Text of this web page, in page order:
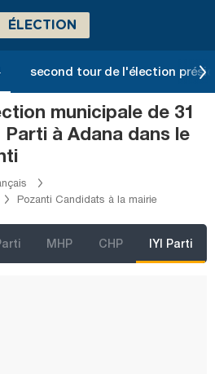
ÉLECTION
second tour de l'élection
municipale de 31
Parti à Adana dans le
Pozanti Candidats à la mairie
MHP CHP IYI Parti